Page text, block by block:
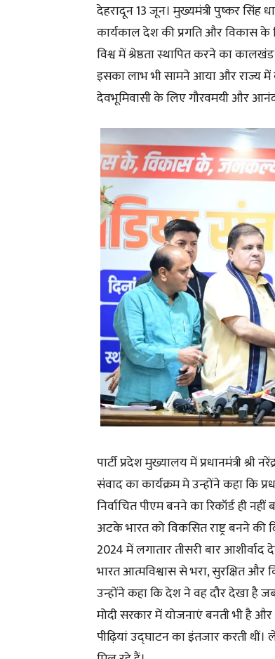
देहरादून 13 जून। मुख्यमंत्री पुष्कर सिंह
कार्यकाल देश की प्रगति और विकास के
विश्व में श्रेष्ठता स्थापित करने का
इसका लाभ भी सामने आया और राज्य
देवभूमिवासी के लिए गौरवमयी और
पार्टी प्रदेश मुख्यालय में प्रधानमंत्री
संवाद का कार्यक्रम मे उन्होंने कहा कि
निर्वाचित पीएम बनने का रिकॉर्ड ही
अटके भारत को विकसित राष्ट्र बनने
2024 में लगातार तीसरी बार
भारत आत्मविश्वास से भरा, सुरक्षित और
उन्होंने कहा कि देश ने वह दौर देखा है
मोदी सरकार में योजनाएं बनती भी है
पीढ़ियां उ‌द्घाटन का इंतजार करती